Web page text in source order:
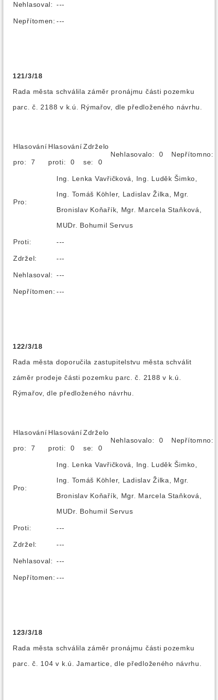
Nehlasoval: ---
Nepřítomen: ---
121/3/18
Rada města schválila záměr pronájmu části pozemku
parc. č. 2188 v k.ú. Rýmařov, dle předloženého návrhu.
Hlasování
pro: 7
Hlasování
proti: 0
Zdrželo
se: 0
Nehlasovalo: 0
Pro:
Ing. Lenka Vavřičková, Ing. Luděk Šimko,
Ing. Tomáš Köhler, Ladislav Žilka, Mgr.
Bronislav Koňařík, Mgr. Marcela Staňková,
MUDr. Bohumil Servus
Proti: ---
Zdržel: ---
Nehlasoval: ---
Nepřítomen: ---
122/3/18
Rada města doporučila zastupitelstvu města schválit
záměr prodeje části pozemku parc. č. 2188 v k.ú.
Rýmařov, dle předloženého návrhu.
Hlasování
pro: 7
Hlasování
proti: 0
Zdrželo
se: 0
Nehlasovalo: 0
Pro:
Ing. Lenka Vavřičková, Ing. Luděk Šimko,
Ing. Tomáš Köhler, Ladislav Žilka, Mgr.
Bronislav Koňařík, Mgr. Marcela Staňková,
MUDr. Bohumil Servus
Proti: ---
Zdržel: ---
Nehlasoval: ---
Nepřítomen: ---
123/3/18
Rada města schválila záměr pronájmu části pozemku
parc. č. 104 v k.ú. Jamartice, dle předloženého návrhu.